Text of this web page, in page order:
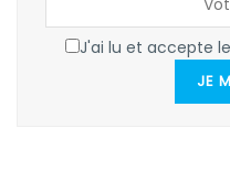
J'ai lu et accepte
JE